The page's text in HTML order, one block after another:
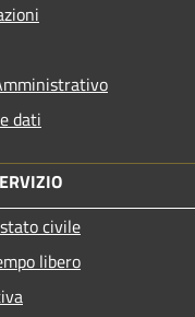
dati
civile
libero